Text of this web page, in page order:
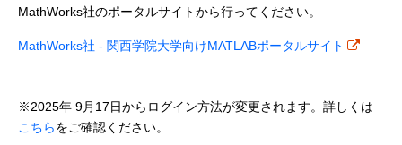
MathWorks社のポータルサイトから行ってください。
MathWorks社 - 関西学院大学向けMATLABポータルサイト
※2025年 9月17日からログイン方法が変更されます。詳しくは
こちらをご確認ください。